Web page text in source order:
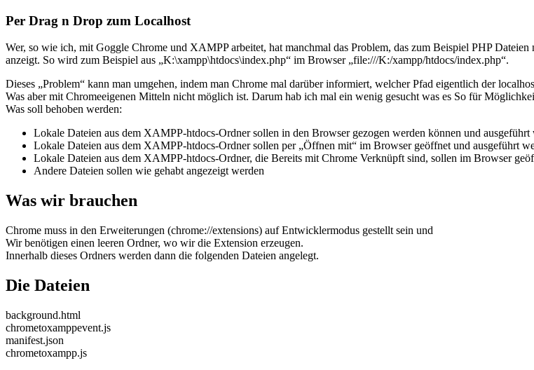
Per Drag n Drop zum Localhost
Wer, so wie ich, mit Goggle Chrome und XAMPP arbeitet, hat manchmal das Problem, das zum Beispiel PHP
anzeigt. So wird zum Beispiel aus „K:\xampp\htdocs\index.php“ im Browser „file:///K:/xampp/htdocs/index.php“.
Dieses „Problem“ kann man umgehen, indem man Chrome mal darüber informiert, welcher Pfad eigentlich der
Was aber mit Chromeeigenen Mitteln nicht möglich ist. Darum hab ich mal ein wenig gesucht was es So für
Was soll behoben werden:
Lokale Dateien aus dem XAMPP-htdocs-Ordner sollen in den Browser gezogen werden können und ausgeführt
Lokale Dateien aus dem XAMPP-htdocs-Ordner sollen per „Öffnen mit“ im Browser geöffnet und ausgeführt
Lokale Dateien aus dem XAMPP-htdocs-Ordner, die Bereits mit Chrome Verknüpft sind, sollen im Browser
Andere Dateien sollen wie gehabt angezeigt werden
Was wir brauchen
Chrome muss in den Erweiterungen (chrome://extensions) auf Entwicklermodus gestellt sein und
Wir benötigen einen leeren Ordner, wo wir die Extension erzeugen.
Innerhalb dieses Ordners werden dann die folgenden Dateien angelegt.
Die Dateien
background.html
chrometoxamppevent.js
manifest.json
chrometoxampp.js